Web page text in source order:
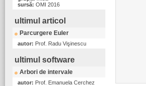
sursă: OMI 2016
ultimul articol
Parcurgere Euler
autor: Prof. Radu Vişinescu
ultimul software
Arbori de intervale
autor: Prof. Emanuela Cerchez